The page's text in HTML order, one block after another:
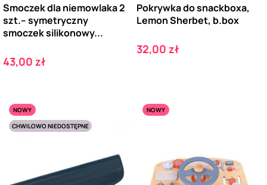
Smoczek dla niemowlaka 2
szt.– symetryczny
smoczek silikonowy...
Cena
43,00 zł
Pokrywka do snackboxa,
Lemon Sherbet, b.box
Cena
32,00 zł
NOWY
CHWILOWO NIEDOSTĘPNE
NOWY